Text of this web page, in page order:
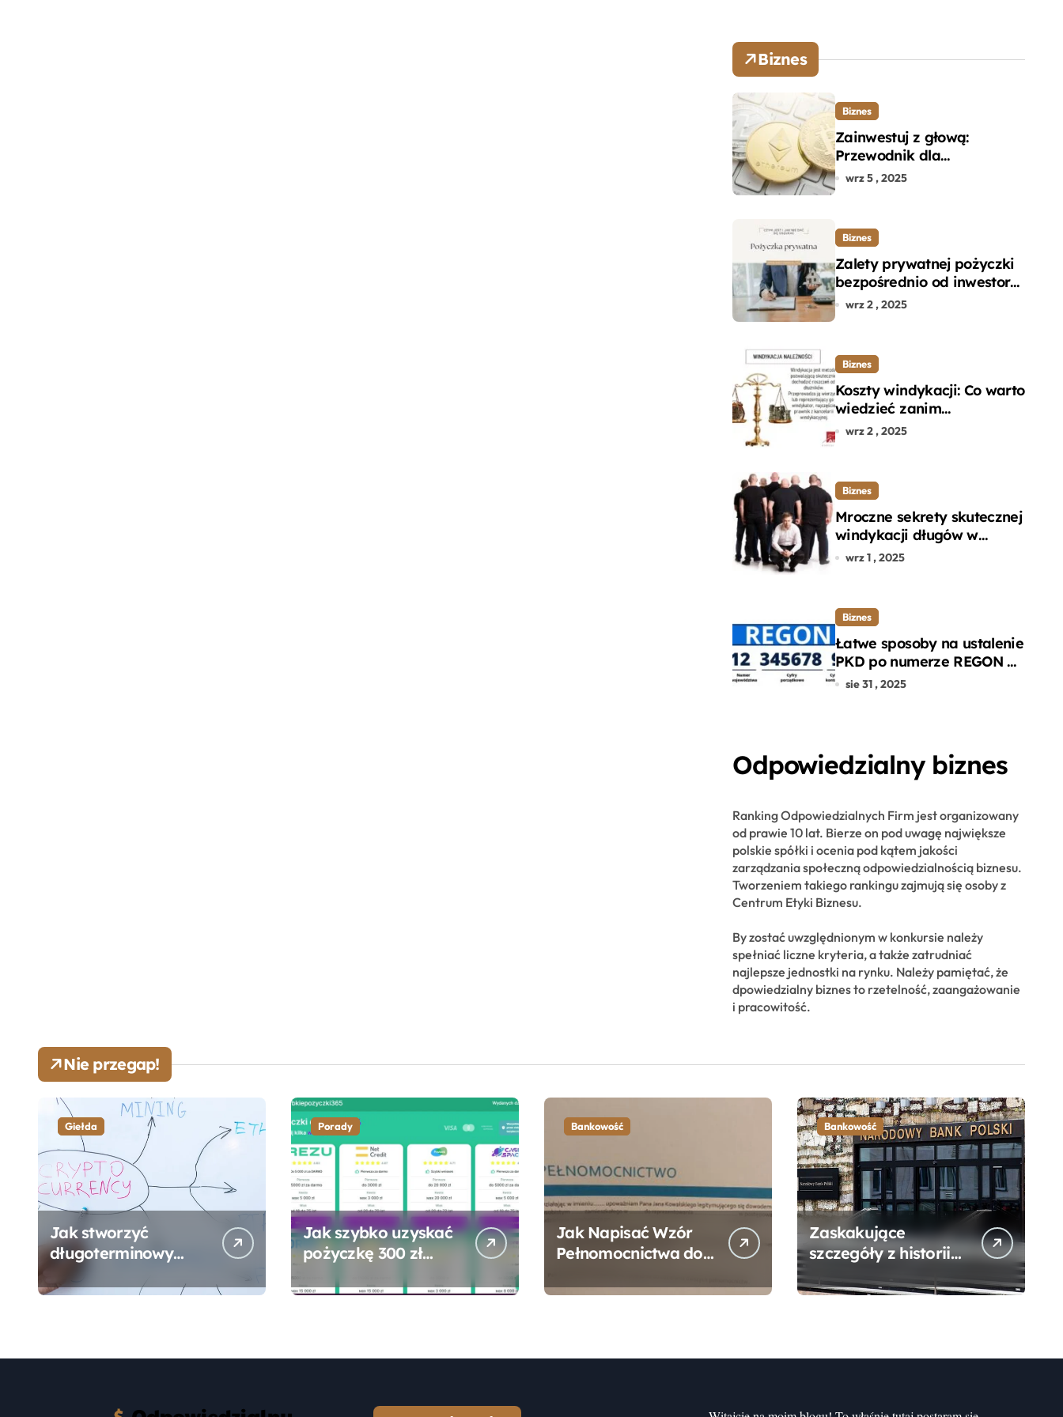
Biznes
Biznes
Zainwestuj z głową:
Przewodnik dla
początkujących w zakupie
wrz 5 , 2025
Biznes
Zalety prywatnej pożyczki
bezpośrednio od inwestora
– dlaczego warto?
wrz 2 , 2025
Biznes
Koszty windykacji: Co warto
wiedzieć zanim
zdecydujesz się na
wrz 2 , 2025
Biznes
Mroczne sekrety skutecznej
windykacji długów w
departamencie windykacji
wrz 1 , 2025
Biznes
Łatwe sposoby na ustalenie
PKD po numerze REGON w
kilku prostych krokach
sie 31 , 2025
Odpowiedzialny biznes
Ranking Odpowiedzialnych Firm jest organizowany
od prawie 10 lat. Bierze on pod uwagę największe
polskie spółki i ocenia pod kątem jakości
zarządzania społeczną odpowiedzialnością biznesu.
Tworzeniem takiego rankingu zajmują się osoby z
Centrum Etyki Biznesu.
By zostać uwzględnionym w konkursie należy
spełniać liczne kryteria, a także zatrudniać
najlepsze jednostki na rynku. Należy pamiętać, że
dpowiedzialny biznes to rzetelność, zaangażowanie
i pracowitość.
Nie przegap!
Giełda
Jak stworzyć
długoterminowy
10-20 lat?
Porady
Jak szybko uzyskać
pożyczkę 300 zł
formalności?
Bankowość
Jak Napisać Wzór
Pełnomocnictwa do
Praktyczny
Bankowość
Zaskakujące
szczegóły z historii
Narodowego Banku